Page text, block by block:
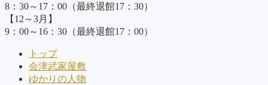
8：30～17：00（最終退館17：30）
【12～3月】
9：00～16：30（最終退館17：00）
トップ
会津武家屋敷
ゆかりの人物